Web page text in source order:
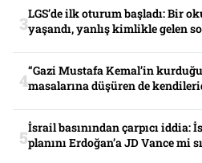
LGS’de ilk oturum başladı: Bir
yaşandı, yanlış kimlikle gelen
“Gazi Mustafa Kemal’in
masalarına düşüren de
İsrail basınından çarpıcı iddia:
planını Erdoğan’a JD Vance mi